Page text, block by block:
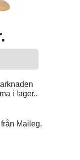
i lager..
Maileg.